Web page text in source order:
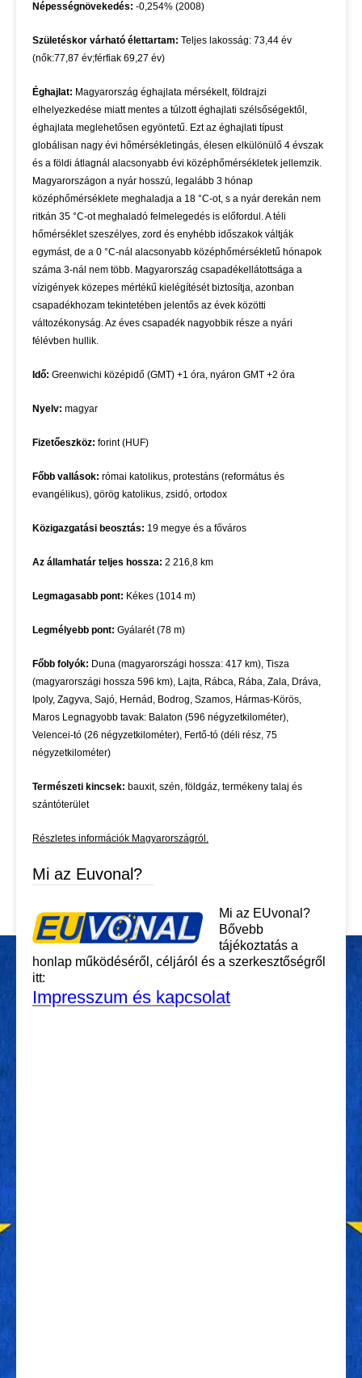
Népességnövekedés: -0,254% (2008)
Születéskor várható élettartam: Teljes lakosság: 73,44 év
(nők:77,87 év;férfiak 69,27 év)
Éghajlat: Magyarország éghajlata mérsékelt, földrajzi
elhelyezkedése miatt mentes a túlzott éghajlati szélsőségektől,
éghajlata meglehetősen egyöntetű. Ezt az éghajlati típust
globálisan nagy évi hőmérsékletingás, élesen elkülönülő 4 évszak
és a földi átlagnál alacsonyabb évi középhőmérsékletek jellemzik.
Magyarországon a nyár hosszú, legalább 3 hónap
középhőmérséklete meghaladja a 18 °C-ot, s a nyár derekán nem
ritkán 35 °C-ot meghaladó felmelegedés is előfordul. A téli
hőmérséklet szeszélyes, zord és enyhébb időszakok váltják
egymást, de a 0 °C-nál alacsonyabb középhőmérsékletű hónapok
száma 3-nál nem több. Magyarország csapadékellátottsága a
vízigények közepes mértékű kielégítését biztosítja, azonban
csapadékhozam tekintetében jelentős az évek közötti
változékonyság. Az éves csapadék nagyobbik része a nyári
félévben hullik.
Idő: Greenwichi középidő (GMT) +1 óra, nyáron GMT +2 óra
Nyelv: magyar
Fizetőeszköz: forint (HUF)
Főbb vallások: római katolikus, protestáns (református és
evangélikus), görög katolikus, zsidó, ortodox
Közigazgatási beosztás: 19 megye és a főváros
Az államhatár teljes hossza: 2 216,8 km
Legmagasabb pont: Kékes (1014 m)
Legmélyebb pont: Gyálarét (78 m)
Főbb folyók: Duna (magyarországi hossza: 417 km), Tisza
(magyarországi hossza 596 km), Lajta, Rábca, Rába, Zala, Dráva,
Ipoly, Zagyva, Sajó, Hernád, Bodrog, Szamos, Hármas-Körös,
Maros Legnagyobb tavak: Balaton (596 négyzetkilométer),
Velencei-tó (26 négyzetkilométer), Fertő-tó (déli rész, 75
négyzetkilométer)
Természeti kincsek: bauxit, szén, földgáz, termékeny talaj és
szántóterület
Részletes információk Magyarországról.
Mi az Euvonal?
Mi az EUvonal?
Bővebb
tájékoztatás a
honlap működéséről, céljáról és a szerkesztőségről
itt:
Impresszum és kapcsolat